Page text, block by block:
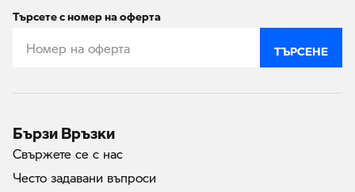
Търсете с номер на оферта
ТЪРСЕНЕ
Бързи Връзки
Свържете се с нас
Често задавани въпроси